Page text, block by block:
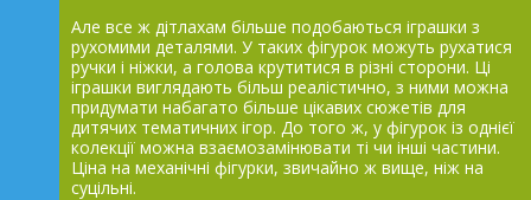
Але все ж дітлахам більше подобаються іграшки з
рухомими деталями. У таких фігурок можуть рухатися
ручки і ніжки, а голова крутитися в різні сторони. Ці
іграшки виглядають більш реалістично, з ними можна
придумати набагато більше цікавих сюжетів для
дитячих тематичних ігор. До того ж, у фігурок із однієї
колекції можна взаємозамінювати ті чи інші частини.
Ціна на механічні фігурки, звичайно ж вище, ніж на
суцільні.